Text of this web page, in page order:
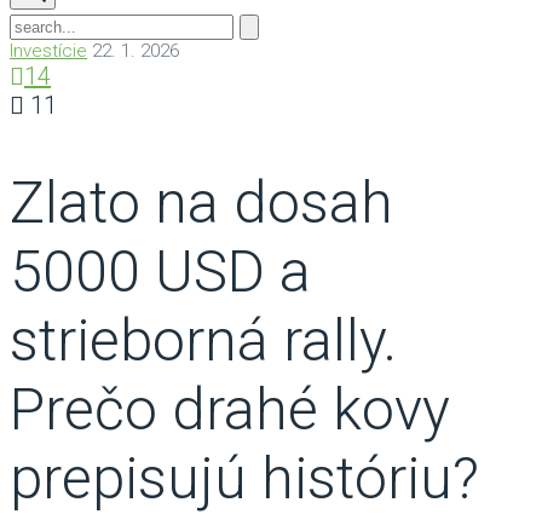
Investície 22. 1. 2026
14
11
Zlato na dosah
5000 USD a
strieborná rally.
Prečo drahé kovy
prepisujú históriu?